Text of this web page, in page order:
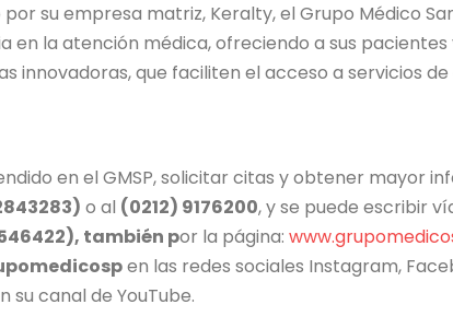
por su empresa matriz, Keralty, el Grupo Médico
en la atención médica, ofreciendo a sus
innovadoras, que faciliten el acceso a servicios de
en el GMSP, solicitar citas y obtener mayor
o al (0212) 9176200, y se puede escribir
también por la página:
en las redes sociales Instagram,
su canal de YouTube.